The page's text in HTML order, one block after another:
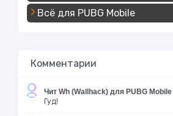
Всё для PUBG Mobile
Комментарии
Чит Wh (Wallhack) для PUBG Mobile
Гуд!